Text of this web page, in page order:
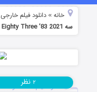
خانه »دانلود فیلم خارجی
سه Eighty Three ’83 2021
دانلود فیلم هشتاد و سه Eighty Three ’83 2021
۲ نظر